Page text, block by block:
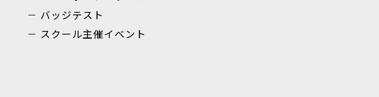
バッジテスト
スクール主催イベント